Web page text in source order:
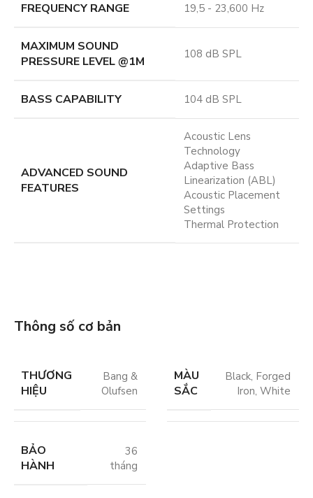
FREQUENCY RANGE 19,5 - 23,600 Hz
MAXIMUM SOUND
PRESSURE LEVEL @1M
108 dB SPL
BASS CAPABILITY 104 dB SPL
ADVANCED SOUND
FEATURES
Acoustic Lens
Technology
Adaptive Bass
Linearization (ABL)
Acoustic Placement
Settings
Thermal Protection
Thông số cơ bản
THƯƠNG
HIỆU
Bang &
Olufsen
MÀU
SẮC
Black, Forged
Iron, White
BẢO
HÀNH
36
tháng